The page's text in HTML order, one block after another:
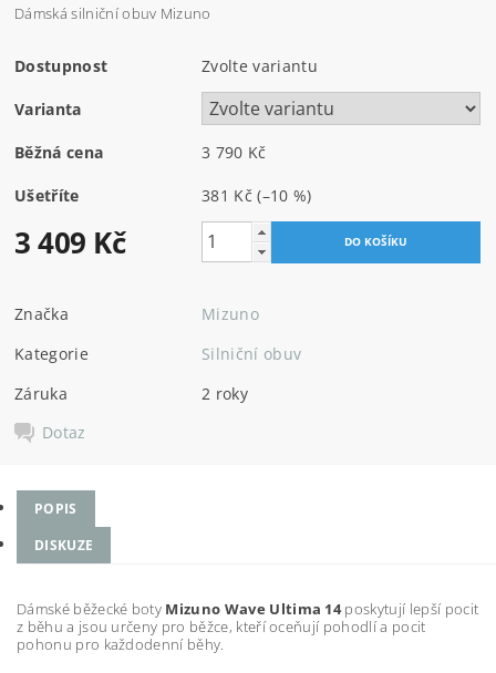
Dámská silniční obuv Mizuno
Dostupnost Zvolte variantu
Varianta
Běžná cena 3 790 Kč
Ušetříte 381 Kč(–10 %)
3 409 Kč
Značka
Mizuno
Kategorie
Silniční obuv
Záruka
2 roky
Dotaz
POPIS
DISKUZE
Dámské běžecké boty Mizuno Wave Ultima 14poskytují lepší pocit
z běhu a jsou určeny pro běžce, kteří oceňují pohodlí a pocit
pohonu pro každodenní běhy.